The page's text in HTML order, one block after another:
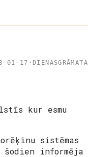
01-17 · DIENASGRĀMATA
kur esmu
sistēmas
informēja